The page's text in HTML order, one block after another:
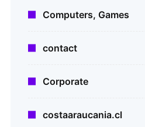
Computers, Games
contact
Corporate
costaaraucania.cl